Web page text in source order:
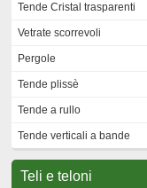
Tende Cristal trasparenti
Vetrate scorrevoli
Pergole
Tende plissè
Tende a rullo
Tende verticali a bande
Teli e teloni